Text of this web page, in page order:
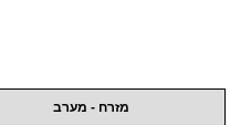
מזרח - מערב